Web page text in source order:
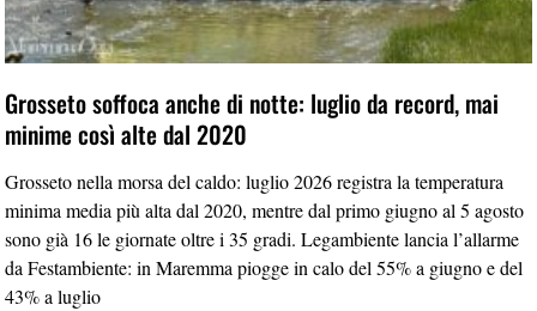
Grosseto soffoca anche di notte: luglio da record, mai
minime così alte dal 2020
Grosseto nella morsa del caldo: luglio 2026 registra la temperatura
minima media più alta dal 2020, mentre dal primo giugno al 5 agosto
sono già 16 le giornate oltre i 35 gradi. Legambiente lancia l’allarme
da Festambiente: in Maremma piogge in calo del 55% a giugno e del
43% a luglio